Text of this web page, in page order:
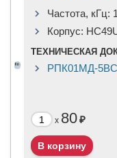
Частота, кГц:
Корпус:
ТЕХНИЧЕСКАЯ
РПК01МД-
x 80₽